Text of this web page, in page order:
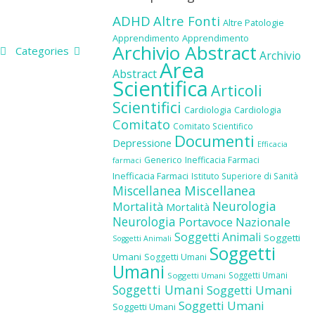
Categories
ADHD Altre Fonti Altre Patologie
Apprendimento Apprendimento
Archivio Abstract Archivio
AbstractArea
Scientifica Articoli
Scientifici Cardiologia Cardiologia
Comitato Comitato Scientifico
Depressione Documenti Efficacia
farmaci Generico Inefficacia Farmaci
Inefficacia Farmaci Istituto Superiore di Sanità
Miscellanea Miscellanea
Mortalità Mortalità Neurologia
Neurologia Portavoce Nazionale
Soggetti Animali Soggetti Animali Soggetti
Umani Soggetti Umani Soggetti
Umani Soggetti Umani Soggetti Umani
Soggetti Umani Soggetti Umani
Soggetti Umani Soggetti Umani